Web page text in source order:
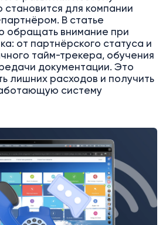
становится для компании
В статье
обращать внимание при
от партнёрского статуса и
тайм-трекера, обучения
документации. Это
лишних расходов и получить
систему